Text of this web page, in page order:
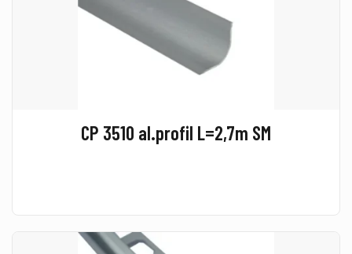
CP 3510 al.profil L=2,7m SM